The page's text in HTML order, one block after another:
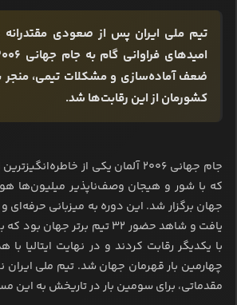
تیم ملی ایران پس از صعودی مقتدرانه
ضعف آماده‌سازی و مشکلات تیمی،
کشورمان از این رقابت‌ها شد.
جام جهانی ۲۰۰۶ آلمان یکی از
که با شور و هیجان وصف‌ناپذیر میلیون‌ها
جهان برگزار شد. این دوره به میزبانی
یافت و شاهد حضور ۳۲ تیم برتر
با یکدیگر رقابت کردند و در نهایت ایتالیا با
چهارمین بار قهرمان جهان شد. تیم ملی ایران
مقدماتی، برای سومین بار در تاریخش به این